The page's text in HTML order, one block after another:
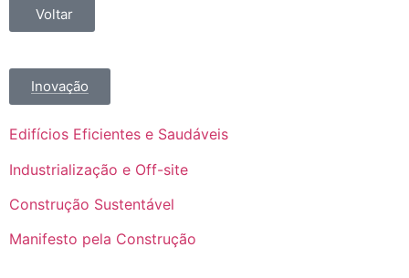
Voltar
Inovação
Edifícios Eficientes e Saudáveis
Industrialização e Off-site
Construção Sustentável
Manifesto pela Construção